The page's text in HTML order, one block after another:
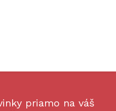
priamo na váš